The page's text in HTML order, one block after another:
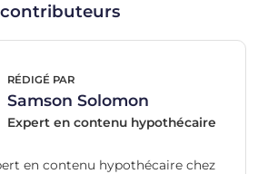
RÉDIGÉ PAR
Samson Solomon
Expert en contenu hypothécaire
en contenu hypothécaire chez